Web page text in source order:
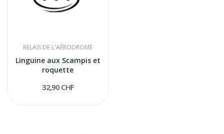
RELAIS DE L'AÉRODROME
Linguine aux Scampis et
roquette
32,90 CHF